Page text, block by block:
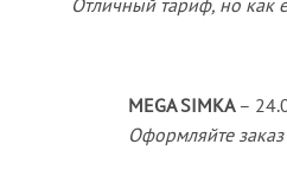
MEGA SIMKA –
Оформляйте заказ